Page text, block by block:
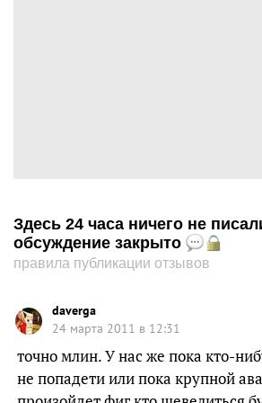
Здесь 24 часа ничего не
обсуждение закрыто
правила публикации отзывов
daverga
24 марта 2011 в 12:31
точно млин. У нас же пока кто-
не попадети или пока крупной